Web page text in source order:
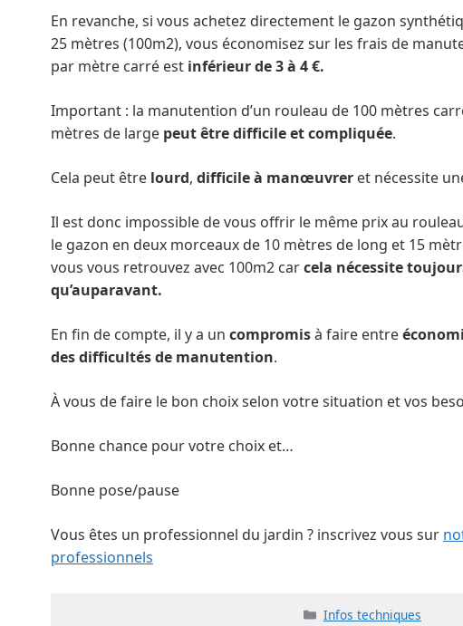
En revanche, si vous achetez directement le gazon
25 mètres (100m2), vous économisez sur les frais de
par mètre carré est inférieur de 3 à 4 €.
Important : la manutention d’un rouleau de 100 mètres
mètres de large peut être difficile et compliquée.
Cela peut être lourd, difficile à manœuvrer et nécessite
Il est donc impossible de vous offrir le même prix au
le gazon en deux morceaux de 10 mètres de long et 15
vous vous retrouvez avec 100m2 carcela nécessite
qu’auparavant.
En fin de compte, il y a un compromisà faire entre
des difficultés de manutention.
À vous de faire le bon choix selon votre situation et vos
Bonne chance pour votre choix et…
Bonne pose/pause
Vous êtes un professionnel du jardin ? inscrivez vous sur
professionnels
Catégories
Infos techniques